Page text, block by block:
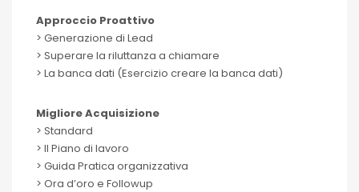
Approccio Proattivo
> Generazione di Lead
> Superare la riluttanza a chiamare
> La banca dati (Esercizio creare la banca dati)
Migliore Acquisizione
> Standard
> Il Piano di lavoro
> Guida Pratica organizzativa
> Ora d’oro e Followup